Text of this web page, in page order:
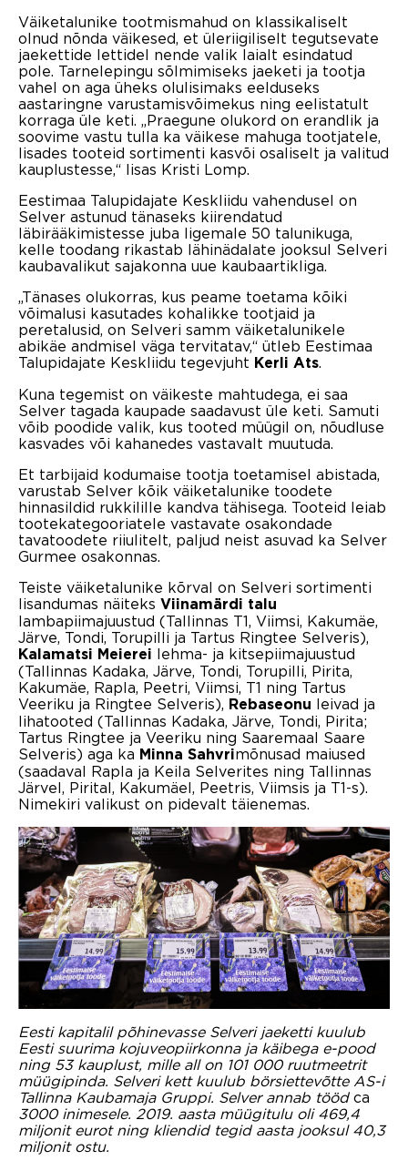
Väiketalunike tootmismahud on klassikaliselt
olnud nõnda väikesed, et üleriigiliselt tegutsevate
jaekettide lettidel nende valik laialt esindatud
pole. Tarnelepingu sõlmimiseks jaeketi ja tootja
vahel on aga üheks olulisimaks eelduseks
aastaringne varustamisvõimekus ning eelistatult
korraga üle keti. „Praegune olukord on erandlik ja
soovime vastu tulla ka väikese mahuga tootjatele,
lisades tooteid sortimenti kasvõi osaliselt ja valitud
kauplustesse,“ lisas Kristi Lomp.
Eestimaa Talupidajate Keskliidu vahendusel on
Selver astunud tänaseks kiirendatud
läbirääkimistesse juba ligemale 50 talunikuga,
kelle toodang rikastab lähinädalate jooksul Selveri
kaubavalikut sajakonna uue kaubaartikliga.
„Tänases olukorras, kus peame toetama kõiki
võimalusi kasutades kohalikke tootjaid ja
peretalusid, on Selveri samm väiketalunikele
abikäe andmisel väga tervitatav,“ ütleb Eestimaa
Talupidajate Keskliidu tegevjuht Kerli Ats.
Kuna tegemist on väikeste mahtudega, ei saa
Selver tagada kaupade saadavust üle keti. Samuti
võib poodide valik, kus tooted müügil on, nõudluse
kasvades või kahanedes vastavalt muutuda.
Et tarbijaid kodumaise tootja toetamisel abistada,
varustab Selver kõik väiketalunike toodete
hinnasildid rukkilille kandva tähisega. Tooteid leiab
tootekategooriatele vastavate osakondade
tavatoodete riiulitelt, paljud neist asuvad ka Selver
Gurmee osakonnas.
Teiste väiketalunike kõrval on Selveri sortimenti
lisandumas näiteks Viinamärdi talu
lambapiimajuustud (Tallinnas T1, Viimsi, Kakumäe,
Järve, Tondi, Torupilli ja Tartus Ringtee Selveris),
Kalamatsi Meierei lehma- ja kitsepiimajuustud
(Tallinnas Kadaka, Järve, Tondi, Torupilli, Pirita,
Kakumäe, Rapla, Peetri, Viimsi, T1 ning Tartus
Veeriku ja Ringtee Selveris), Rebaseonu leivad ja
lihatooted (Tallinnas Kadaka, Järve, Tondi, Pirita;
Tartus Ringtee ja Veeriku ning Saaremaal Saare
Selveris) aga ka Minna Sahvrimõnusad maiused
(saadaval Rapla ja Keila Selverites ning Tallinnas
Järvel, Pirital, Kakumäel, Peetris, Viimsis ja T1-s).
Nimekiri valikust on pidevalt täienemas.
Eesti kapitalil põhinevasse Selveri jaeketti kuulub
Eesti suurima kojuveopiirkonna ja käibega e-pood
ning 53 kauplust, mille all on 101 000 ruutmeetrit
müügipinda. Selveri kett kuulub börsiettevõtte AS-i
Tallinna Kaubamaja Gruppi. Selver annab tööd ca
3000 inimesele. 2019. aasta müügitulu oli 469,4
miljonit eurot ning kliendid tegid aasta jooksul 40,3
miljonit ostu.